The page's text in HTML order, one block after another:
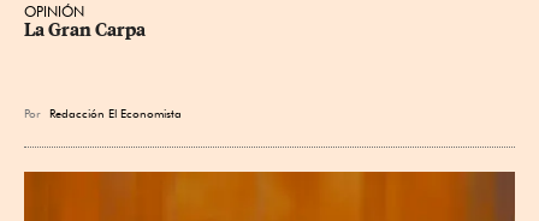
OPINIÓN
La Gran Carpa
Por Redacción El Economista